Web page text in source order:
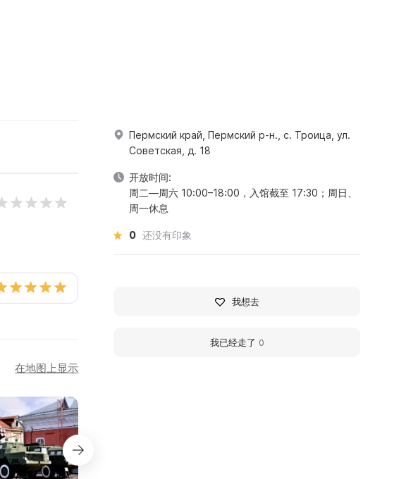
在地图上显示
Пермский край, Пермский р-н., с. Троица, ул.
Советская, д. 18
开放时间:
周二—周六 10:00–18:00，入馆截至 17:30；周日、
周一休息
0 还没有印象
我想去
我已经走了 0